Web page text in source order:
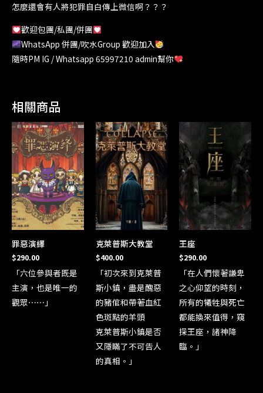
怎麼還會有人將犯罪自白傳上微信啊？？？
歡迎包團/私團/併團
WhatsApp 併團/吹水Group 歡迎加入
隨時PM IG / Whatsapp 65997210 admin幫你
相關商品
罪惡演繹
$290.00
「六位參與者既是
主演，也是唯一的
觀眾⋯⋯」
克萊普斯大教堂
$400.00
「初次來到克萊普
斯小鎮，盡是醜惡
的豬倌和帶著血紅
色斑點的羊頭
克萊普斯小鎮是否
又隱瞞了不可告人
的真相。」
王座
$290.00
「在人們懷著謙卑
之心仰望的時刻，
所有的犧牲與死亡
都能換來值得，窺
探王座，諸神降
臨。」